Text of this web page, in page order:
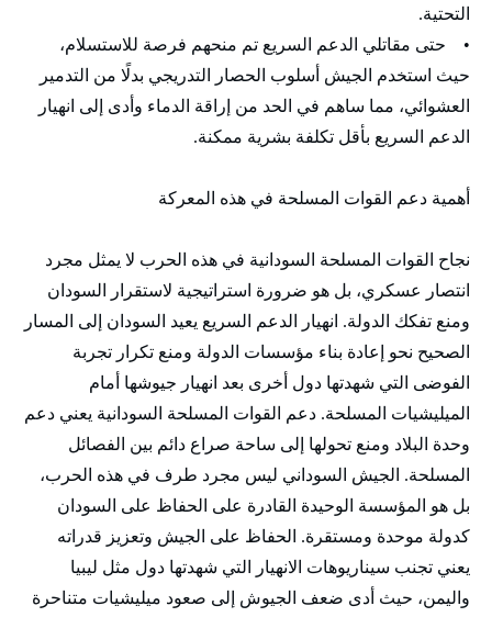
التحتية.
• حتى مقاتلي الدعم السريع تم منحهم فرصة للاستسلام،
حيث استخدم الجيش أسلوب الحصار التدريجي بدلًا من التدمير
العشوائي، مما ساهم في الحد من إراقة الدماء وأدى إلى انهيار
الدعم السريع بأقل تكلفة بشرية ممكنة.
أهمية دعم القوات المسلحة في هذه المعركة
نجاح القوات المسلحة السودانية في هذه الحرب لا يمثل مجرد
انتصار عسكري، بل هو ضرورة استراتيجية لاستقرار السودان
ومنع تفكك الدولة. انهيار الدعم السريع يعيد السودان إلى المسار
الصحيح نحو إعادة بناء مؤسسات الدولة ومنع تكرار تجربة
الفوضى التي شهدتها دول أخرى بعد انهيار جيوشها أمام
الميليشيات المسلحة. دعم القوات المسلحة السودانية يعني دعم
وحدة البلاد ومنع تحولها إلى ساحة صراع دائم بين الفصائل
المسلحة. الجيش السوداني ليس مجرد طرف في هذه الحرب،
بل هو المؤسسة الوحيدة القادرة على الحفاظ على السودان
كدولة موحدة ومستقرة. الحفاظ على الجيش وتعزيز قدراته
يعني تجنب سيناريوهات الانهيار التي شهدتها دول مثل ليبيا
واليمن، حيث أدى ضعف الجيوش إلى صعود ميليشيات متناحرة